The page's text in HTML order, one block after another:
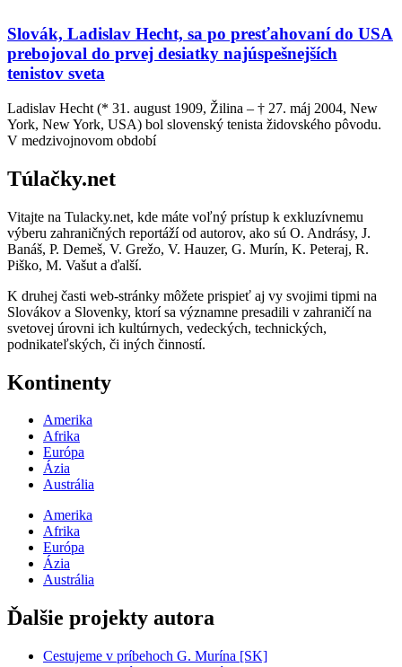
Slovák, Ladislav Hecht, sa po presťahovaní do USA
prebojoval do prvej desiatky najúspešnejších
tenistov sveta
Ladislav Hecht (* 31. august 1909, Žilina – † 27. máj 2004, New
York, New York, USA) bol slovenský tenista židovského pôvodu.
V medzivojnovom období
Túlačky.net
Vitajte na Tulacky.net, kde máte voľný prístup k exkluzívnemu
výberu zahraničných reportáží od autorov, ako sú O. Andrásy, J.
Banáš, P. Demeš, V. Grežo, V. Hauzer, G. Murín, K. Peteraj, R.
Piško, M. Vašut a ďalší.
K druhej časti web-stránky môžete prispieť aj vy svojimi tipmi na
Slovákov a Slovenky, ktorí sa významne presadili v zahraničí na
svetovej úrovni ich kultúrnych, vedeckých, technických,
podnikateľských, či iných činností.
Kontinenty
Amerika
Afrika
Európa
Ázia
Austrália
Amerika
Afrika
Európa
Ázia
Austrália
Ďalšie projekty autora
Cestujeme v príbehoch G. Murína [SK]